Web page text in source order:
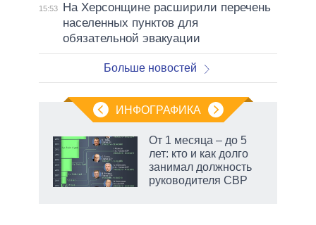
15:53
На Херсонщине расширили перечень
населенных пунктов для
обязательной эвакуации
Больше новостей
ИНФОГРАФИКА
От 1 месяца – до 5
лет: кто и как долго
занимал должность
руководителя СВР